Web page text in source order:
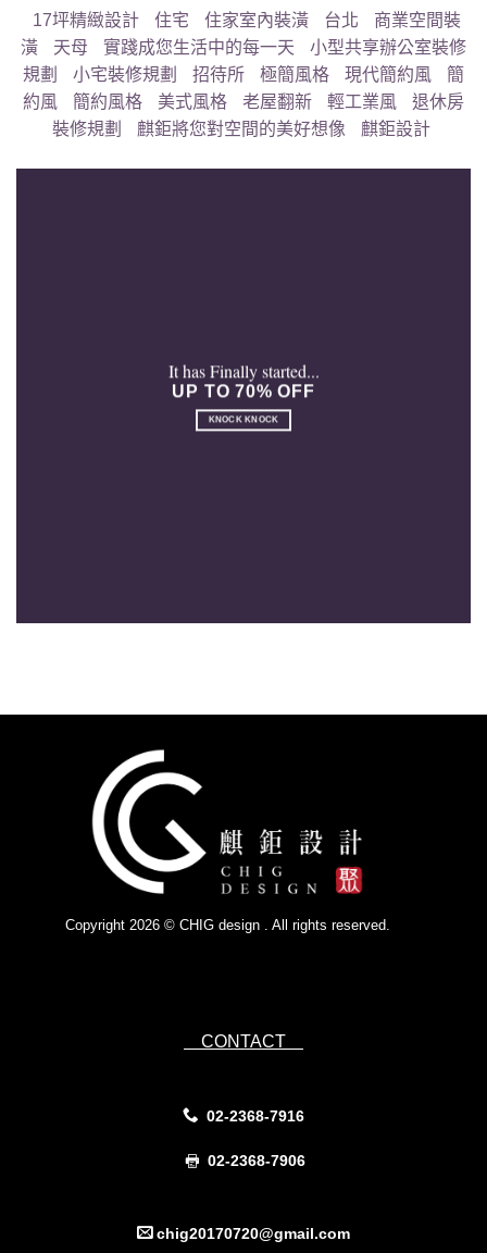
17坪精緻設計 住宅 住家室內裝潢 台北
商業空間裝
潢
天母 實踐成您生活中的每一天
小型共享辦公室裝修
規劃
小宅裝修規劃 招待所 極簡風格 現代簡約風
簡
約風
簡約風格 美式風格 老屋翻新 輕工業風
退休房
裝修規劃
麒鉅將您對空間的美好想像 麒鉅設計
It has Finally started...
UP TO 70% OFF
KNOCK KNOCK
Copyright 2026 © CHIG design . All rights reserved.
CONTACT
02-2368-7916
02-2368-7906
chig20170720@gmail.com